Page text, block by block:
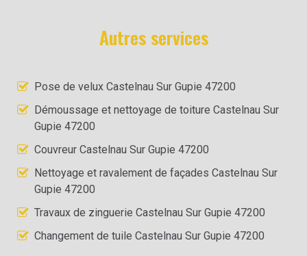
Autres services
Pose de velux Castelnau Sur Gupie 47200
Démoussage et nettoyage de toiture Castelnau Sur
Gupie 47200
Couvreur Castelnau Sur Gupie 47200
Nettoyage et ravalement de façades Castelnau Sur
Gupie 47200
Travaux de zinguerie Castelnau Sur Gupie 47200
Changement de tuile Castelnau Sur Gupie 47200